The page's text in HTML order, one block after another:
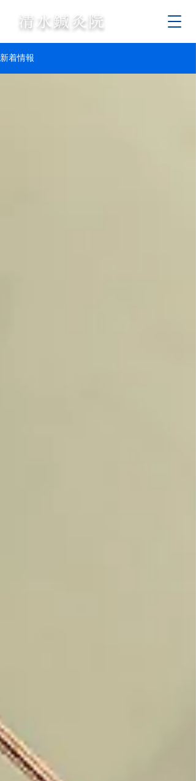
清水鍼灸 院
新着情報